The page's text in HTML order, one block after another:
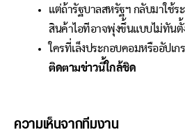
แต่ถ้ารัฐบาลสหรัฐฯ กลับมาใช้ร
สินค้าไอทีอาจพุ่งขึ้นแบบไม่ทันตั้
ใครที่เล็งประกอบคอมหรืออัปเก
ติดตามข่าวนี้ใกล้ชิด
ความเห็นจากทีมงาน